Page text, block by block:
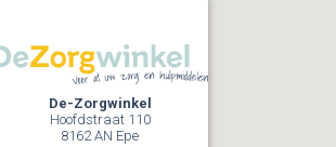
De-Zorgwinkel
Hoofdstraat 110
8162 AN Epe